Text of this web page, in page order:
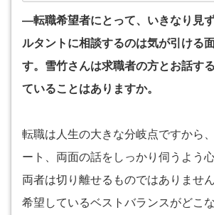
―転職希望者にとって、いきなり見
ルタントに相談するのは気が引ける
す。雪竹さんは求職者の方とお話す
ていることはありますか。
転職は人生の大きな分岐点ですから
ート、両面の話をしっかり伺うよう
両者は切り離せるものではありませ
希望しているベストバランスがどこ